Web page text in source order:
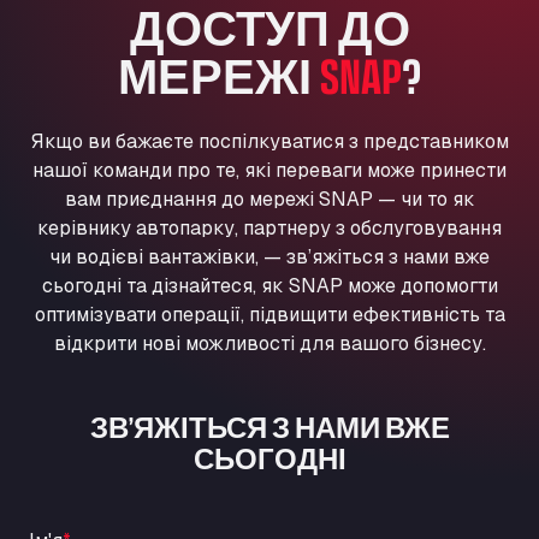
Washway Road, PE12 8LT
Anpol Sp. z o.o.
Ul. Torunska 147, 85884
Marie-Curie-Straße 24, 68219
Aral Autohof Bockel
An der Autobahn 1, 27404
ARAL Autohof Bockenem
Oppelner Str. 1, 31167
ARAL Autohof Merklingen
Nellinger Str. 24, 89188
ARAL Tankstelle - XXL Truckwash.de
ДОСТУП ДО
МЕРЕЖІSNAP?
Якщо ви бажаєте поспілкуватися з представником
нашої команди про те, які переваги може принести
вам приєднання до мережі SNAP — чи то як
керівнику автопарку, партнеру з обслуговування
чи водієві вантажівки, — зв’яжіться з нами вже
сьогодні та дізнайтеся, як SNAP може допомогти
оптимізувати операції, підвищити ефективність та
відкрити нові можливості для вашого бізнесу.
ЗВ’ЯЖІТЬСЯ З НАМИ ВЖЕ
СЬОГОДНІ